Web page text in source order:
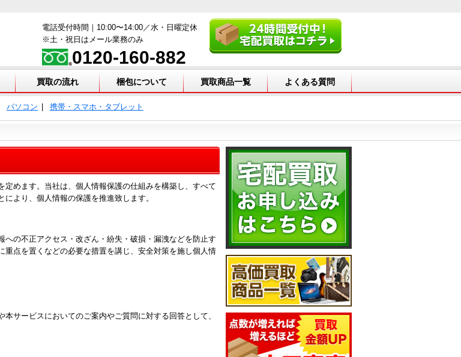
電話受付時間｜10:00〜14:00／水・日曜定休
※土・祝日はメール業務のみ
0120-160-882
買取の流れ 梱包について 買取商品一覧 よくある質問
パソコン 携帯・スマホ・タブレット
めます。当社は、個人情報保護の仕組みを構築し、すべて
より、個人情報の保護を推進致します。
の不正アクセス・改ざん・紛失・破損・漏洩などを防止す
点を置くなどの必要な措置を講じ、安全対策を施し個人情
サービスにおいてのご案内やご質問に対する回答として、